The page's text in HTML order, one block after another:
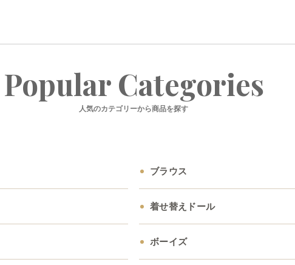
Popular Categories
人気のカテゴリーから商品を探す
ブラウス
着せ替えドール
ボーイズ